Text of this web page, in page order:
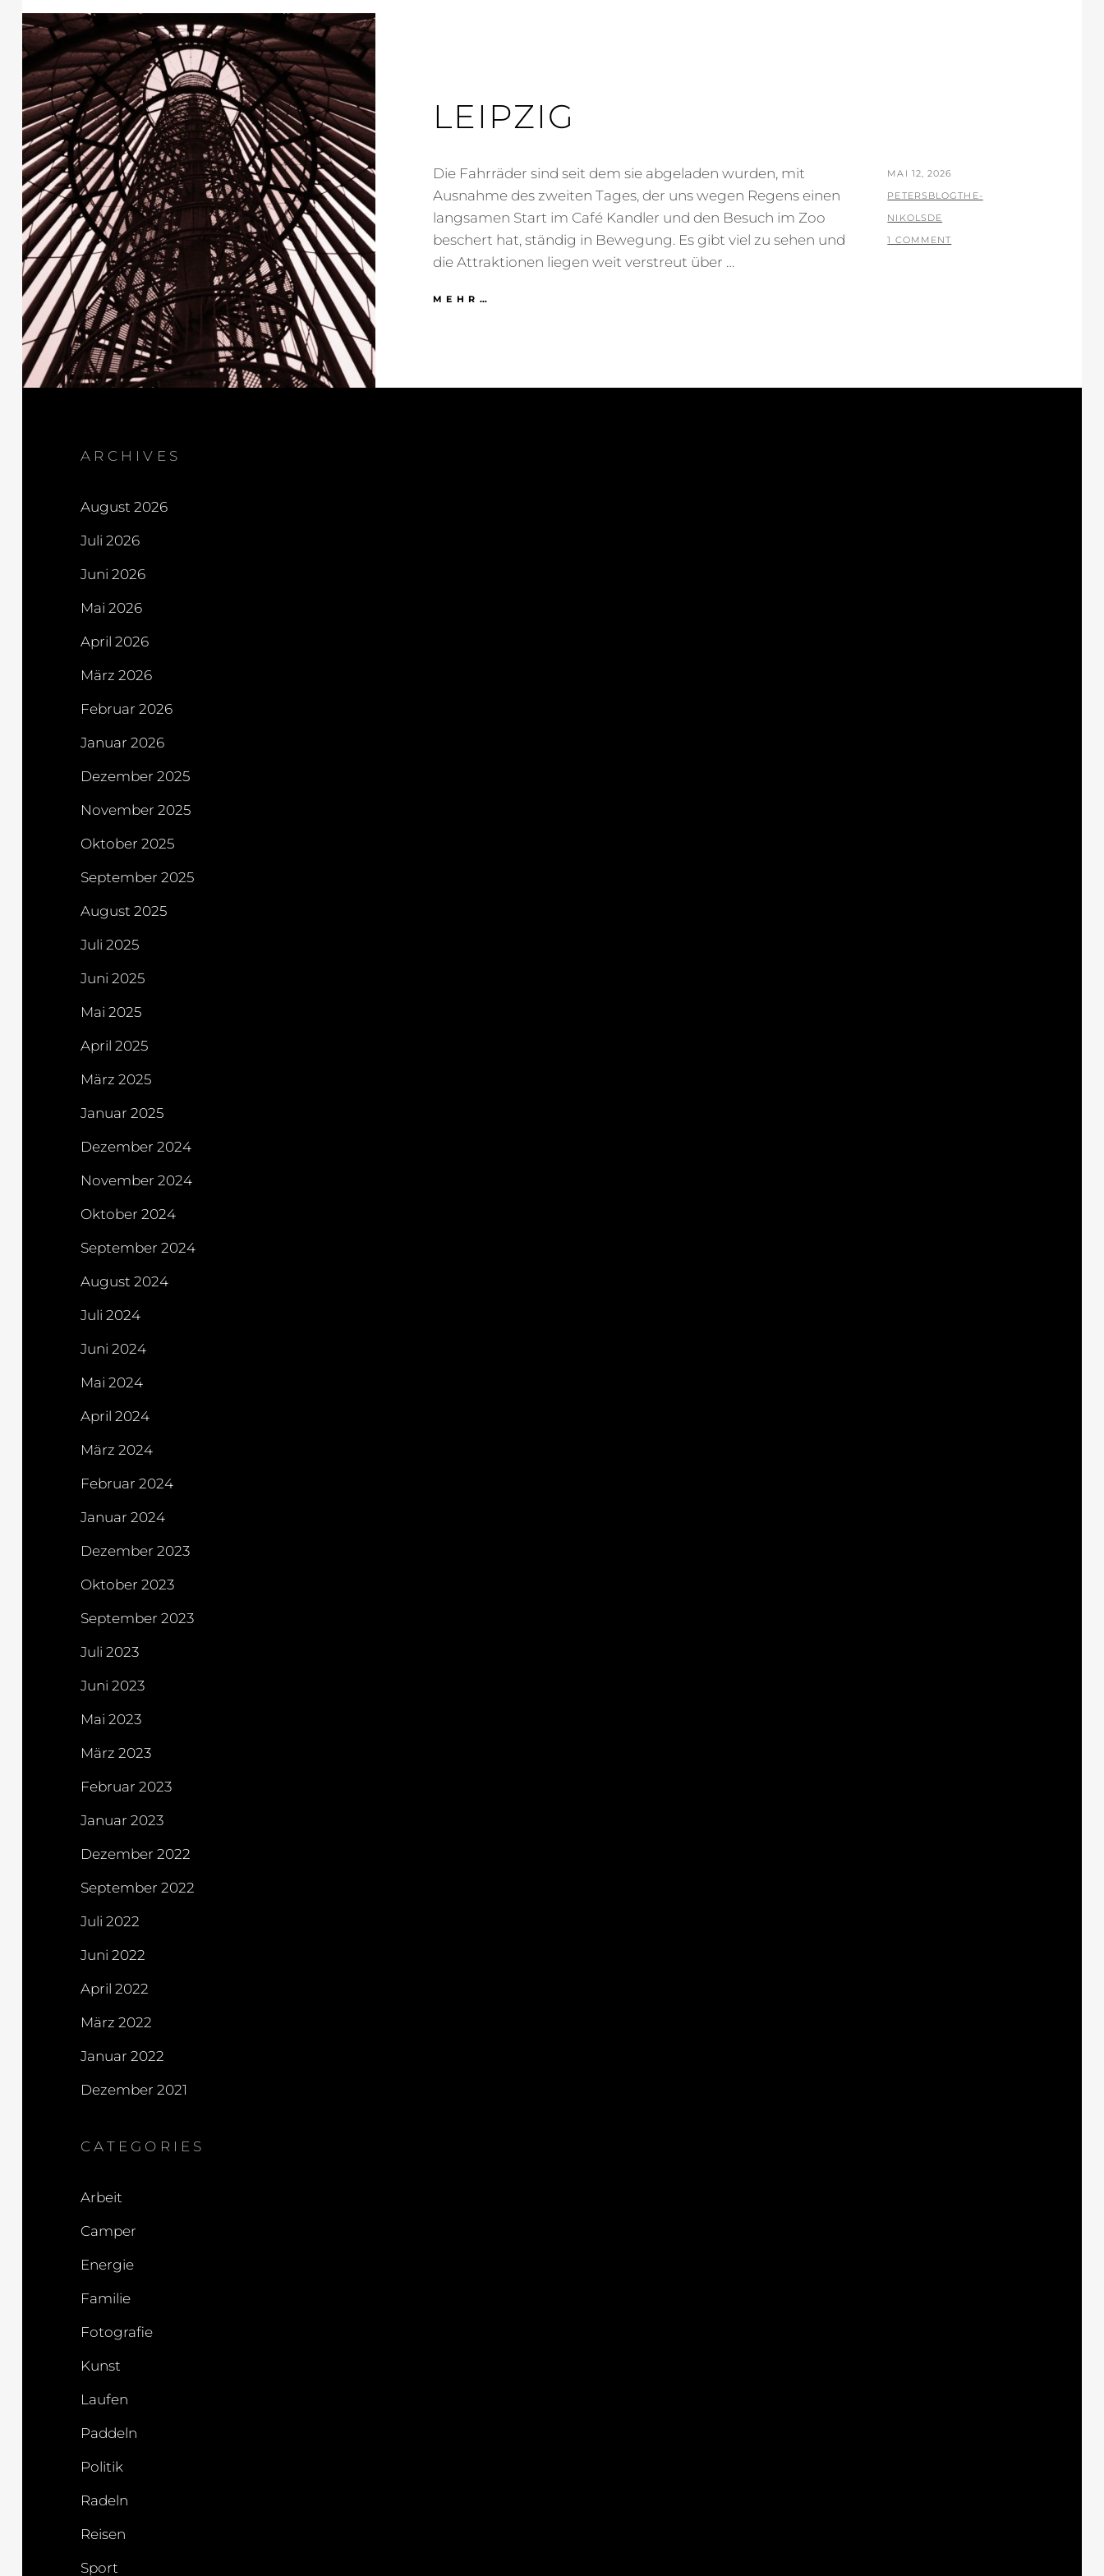
LEIPZIG
Die Fahrräder sind seit dem sie abgeladen wurden, mit
Ausnahme des zweiten Tages, der uns wegen Regens einen
langsamen Start im Café Kandler und den Besuch im Zoo
beschert hat, ständig in Bewegung. Es gibt viel zu sehen und
die Attraktionen liegen weit verstreut über …
MEHR…
POSTED
ON
MAI 12, 2026
BY
PETERSBLOGTHE-
NIKOLSDE
1 COMMENT
ARCHIVES
August 2026
Juli 2026
Juni 2026
Mai 2026
April 2026
März 2026
Februar 2026
Januar 2026
Dezember 2025
November 2025
Oktober 2025
September 2025
August 2025
Juli 2025
Juni 2025
Mai 2025
April 2025
März 2025
Januar 2025
Dezember 2024
November 2024
Oktober 2024
September 2024
August 2024
Juli 2024
Juni 2024
Mai 2024
April 2024
März 2024
Februar 2024
Januar 2024
Dezember 2023
Oktober 2023
September 2023
Juli 2023
Juni 2023
Mai 2023
März 2023
Februar 2023
Januar 2023
Dezember 2022
September 2022
Juli 2022
Juni 2022
April 2022
März 2022
Januar 2022
Dezember 2021
CATEGORIES
Arbeit
Camper
Energie
Familie
Fotografie
Kunst
Laufen
Paddeln
Politik
Radeln
Reisen
Sport